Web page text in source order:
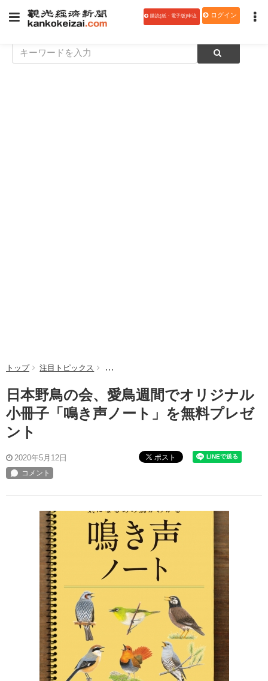
購読(紙・電子版)申込 ログイン
トップ 注目トピックス 日本野鳥の会、愛鳥週間でオリジナル小冊子
日本野鳥の会、愛鳥週間でオリジナル
小冊子「鳴き声ノート」を無料プレゼ
ント
2020年5月12日 ポスト